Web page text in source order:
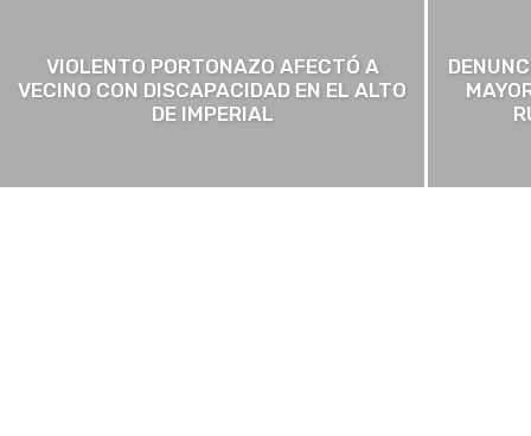
VIOLENTO PORTONAZO AFECTÓ A
VECINO CON DISCAPACIDAD EN EL ALTO
DE IMPERIAL